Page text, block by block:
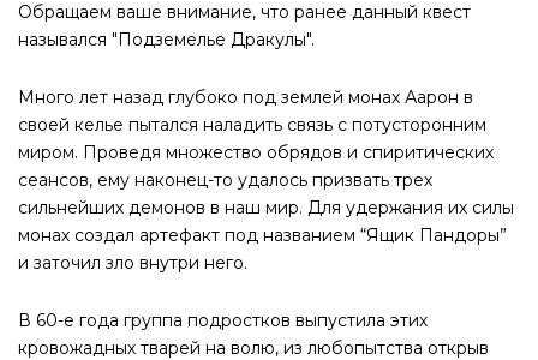
Обращаем ваше внимание, что ранее данный квест
назывался "Подземелье Дракулы".
Много лет назад глубоко под землей монах Аарон в
своей келье пытался наладить связь с потусторонним
миром. Проведя множество обрядов и спиритических
сеансов, ему наконец-то удалось призвать трех
сильнейших демонов в наш мир. Для удержания их силы
монах создал артефакт под названием “Ящик Пандоры”
и заточил зло внутри него.
В 60-е года группа подростков выпустила этих
кровожадных тварей на волю, из любопытства открыв